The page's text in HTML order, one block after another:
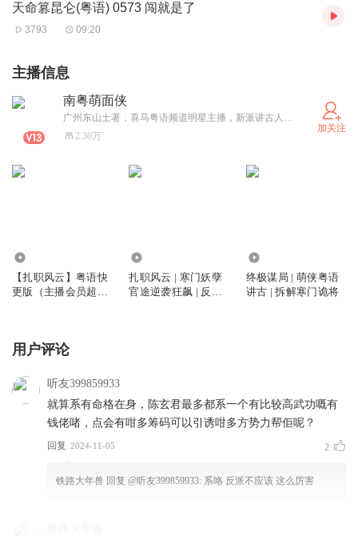
天命篡昆仑(粤语) 0573 闯就是了
3793 09:20
主播信息
南粤萌面侠
广州东山土著，喜马粤语频道明星主播，新派讲古人，声线清晰干练多变、主述作品类型丰富，演播风格自然流畅，擅长打造画面感！录制古仔超 9000集，作品总播放量超3000万，业余时间用讲古来传承粤语，所有作品无一烂尾！ 【代表作】 拥有七本喜马“神作必听”级别古仔: 《扎职风云》、《诡墓秘藏》、《罪狩迷城》、《天命篡昆仑》、《风起龙城》、《残袍》、《明末工程师》，为平台个人粤语“神作”数量之最；个人主述古仔超15本，喜马粤语专辑月票王，最新官场权谋古仔【扎职风云】热播中，沉浸式粤语，不一样的新派讲古风，关注萌面侠，加入主播会员，畅听更多优质古仔！ 高产高质粤语团队“南粤飞声社”欢迎版权方合作！
2.30万
加关注
【扎职风云】粤语快
更版（主播会员超前
扎职风云 | 寒门妖孽
官途逆袭狂飙 | 反腐
终极谋局 | 萌侠粤语
讲古 | 拆解寒门诡将
用户评论
听友399859933
就算系有命格在身，陈玄君最多都系一个有比较高武功嘅有
钱佬啫，点会有咁多筹码可以引诱咁多方势力帮佢呢？
回复 2024-11-05 2
铁路大年兽 回复 @听友399859933: 系咯 反派不应该 这么厉害